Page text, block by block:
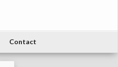
Contact